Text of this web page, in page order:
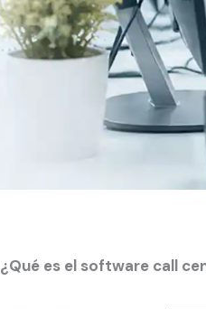
¿Qué es el software call